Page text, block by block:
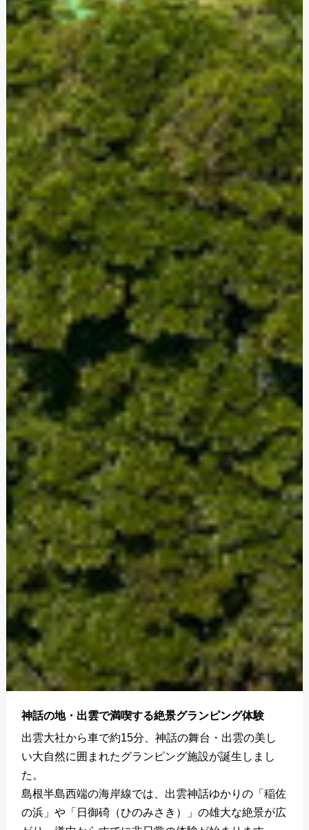
神話の地・出雲で満喫する絶景グランピング体験
出雲大社から車で約15分、神話の舞台・出雲の美し
い大自然に囲まれたグランピング施設が誕生しまし
た。
島根半島西端の海岸線では、出雲神話ゆかりの「稲佐
の浜」や「日御碕（ひのみさき）」の雄大な絶景が広